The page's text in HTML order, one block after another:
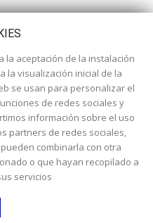
Alcorcón
la aceptación de la instalación
la visualización inicial de la
se usan para personalizar el
de redes sociales y
información sobre el uso
partners de redes sociales,
combinarla con otra
o que hayan recopilado a
servicios